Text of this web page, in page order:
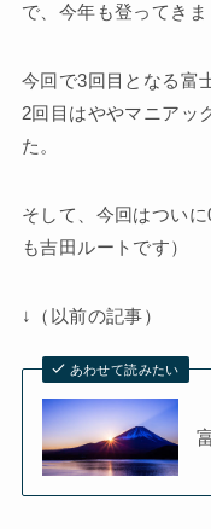
で、今年も登ってきま
今回で3回目となる富
2回目はややマニアッ
た。
そして、今回はつい
も吉田ルートです）
↓（以前の記事）
あわせて読みたい